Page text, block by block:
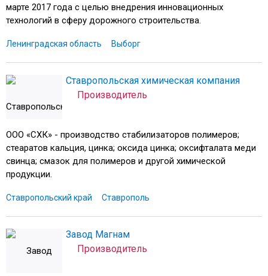
марте 2017 года с целью внедрения инновационных
технологий в сферу дорожного строительства.
Ленинградская область Выборг
Ставропольская химическая компания
Производитель
ООО «СХК» - производство стабилизаторов полимеров;
стеаратов кальция, цинка; оксида цинка; оксифталата меди
свинца; смазок для полимеров и другой химической
продукции.
Ставропольский край Ставрополь
Завод Магнам
Производитель